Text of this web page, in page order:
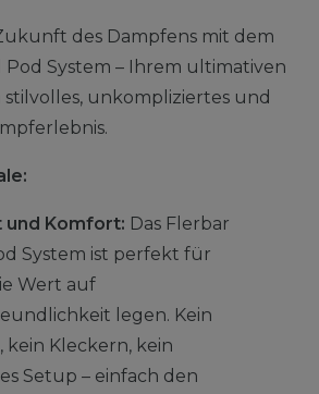
des Dampfens mit dem
System – Ihrem ultimativen
unkompliziertes und
und Komfort: Das Flerbar
System ist perfekt für
Wert auf
legen. Kein
kein Kleckern, kein
Setup – einfach den